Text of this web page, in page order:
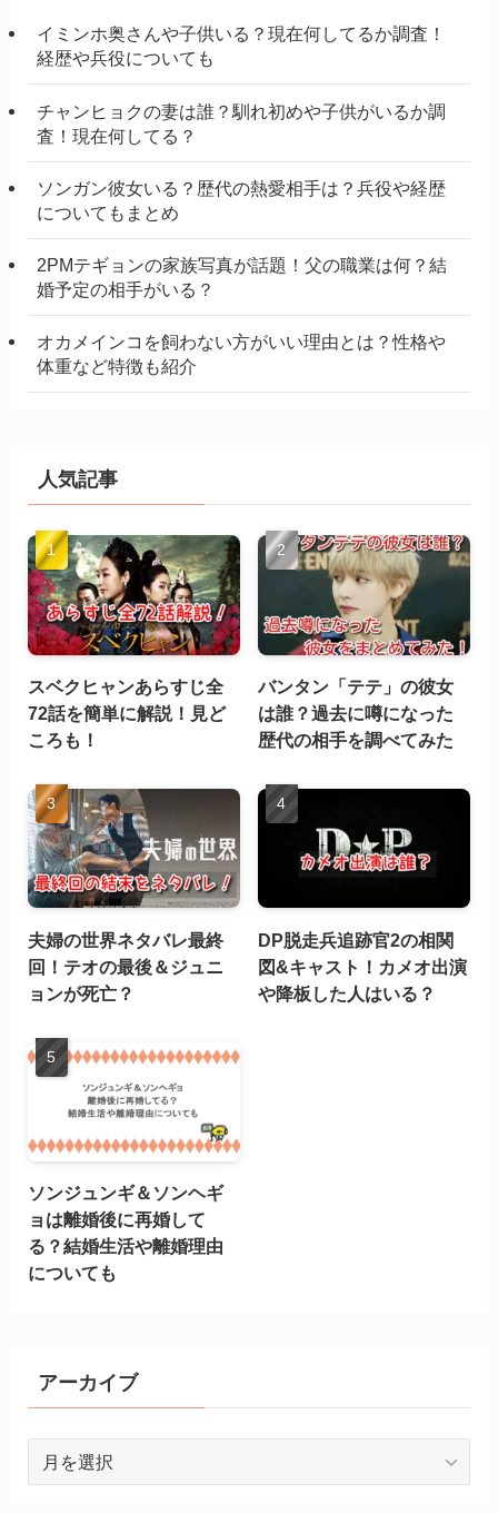
イミンホ奥さんや子供いる？現在何してるか調査！
経歴や兵役についても
チャンヒョクの妻は誰？馴れ初めや子供がいるか調
査！現在何してる？
ソンガン彼女いる？歴代の熱愛相手は？兵役や経歴
についてもまとめ
2PMテギョンの家族写真が話題！父の職業は何？結
婚予定の相手がいる？
オカメインコを飼わない方がいい理由とは？性格や
体重など特徴も紹介
人気記事
スベクヒャンあらすじ全
72話を簡単に解説！見ど
ころも！
バンタン「テテ」の彼女
は誰？過去に噂になった
歴代の相手を調べてみた
夫婦の世界ネタバレ最終
回！テオの最後＆ジュニ
ョンが死亡？
DP脱走兵追跡官2の相関
図&キャスト！カメオ出演
や降板した人はいる？
ソンジュンギ＆ソンヘギ
ョは離婚後に再婚して
る？結婚生活や離婚理由
についても
アーカイブ